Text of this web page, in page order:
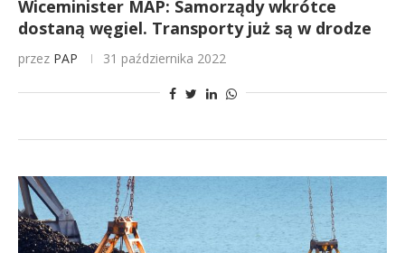
Wiceminister MAP: Samorządy wkrótce
dostaną węgiel. Transporty już są w drodze
przez PAP 31 października 2022